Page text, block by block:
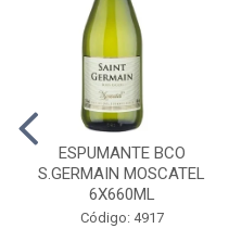
ESPUMANTE BCO
S.GERMAIN MOSCATEL
6X660ML
Código: 4917